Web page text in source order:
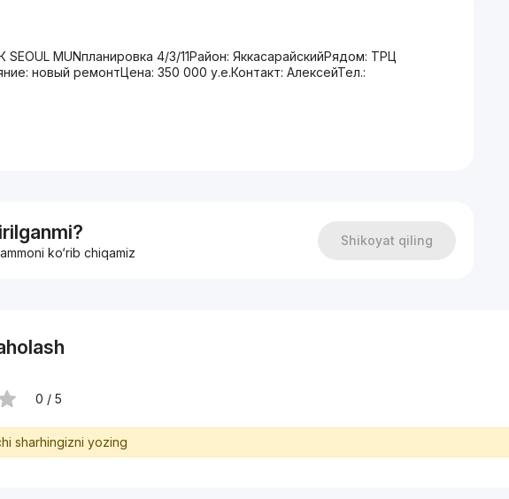
MUNпланировка 4/3/11Район: ЯккасарайскийРядом: ТРЦ
новый ремонтЦена: 350 000 у.е.Контакт: АлексейТел.:
ko‘rib chiqamiz
Shikoyat qiling
0 / 5
sharhingizni yozing